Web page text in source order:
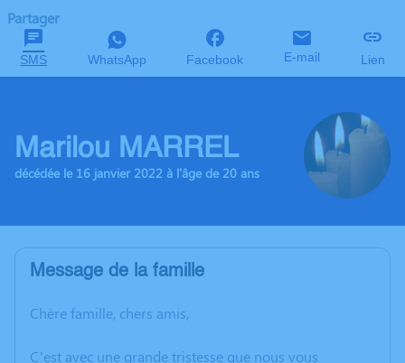
Partager
SMS WhatsApp Facebook E-mail Lien
Marilou MARREL
décédée le 16 janvier 2022 à l'âge de 20 ans
Message de la famille
Chère famille, chers amis,
C’est avec une grande tristesse que nous vous